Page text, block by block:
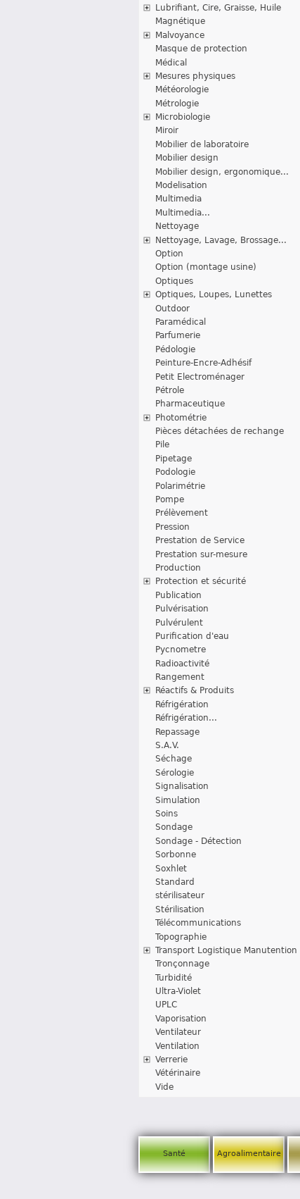
Lubrifiant, Cire, Graisse, Huile
Magnétique
Malvoyance
Masque de protection
Médical
Mesures physiques
Météorologie
Métrologie
Microbiologie
Miroir
Mobilier de laboratoire
Mobilier design
Mobilier design, ergonomique...
Modelisation
Multimedia
Multimedia...
Nettoyage
Nettoyage, Lavage, Brossage...
Option
Option (montage usine)
Optiques
Optiques, Loupes, Lunettes
Outdoor
Paramédical
Parfumerie
Pédologie
Peinture-Encre-Adhésif
Petit Electroménager
Pétrole
Pharmaceutique
Photométrie
Pièces détachées de rechange
Pile
Pipetage
Podologie
Polarimétrie
Pompe
Prélèvement
Pression
Prestation de Service
Prestation sur-mesure
Production
Protection et sécurité
Publication
Pulvérisation
Pulvérulent
Purification d'eau
Pycnometre
Radioactivité
Rangement
Réactifs & Produits
Réfrigération
Réfrigération...
Repassage
S.A.V.
Séchage
Sérologie
Signalisation
Simulation
Soins
Sondage
Sondage - Détection
Sorbonne
Soxhlet
Standard
stérilisateur
Stérilisation
Télécommunications
Topographie
Transport Logistique Manutention
Tronçonnage
Turbidité
Ultra-Violet
UPLC
Vaporisation
Ventilateur
Ventilation
Verrerie
Vétérinaire
Vide
Santé Agroalimentaire